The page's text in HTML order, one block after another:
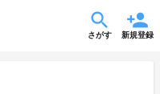
さがす 新規登録